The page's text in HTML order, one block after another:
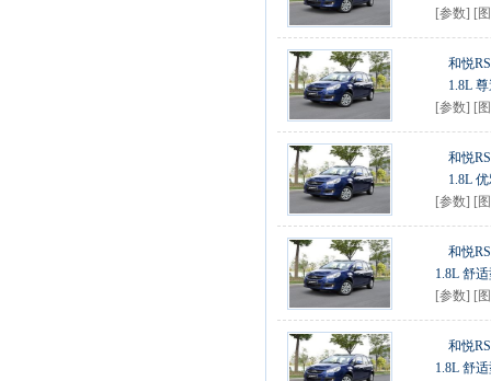
[参数] [
和悦
1.8L
[参数] [
和悦
1.8L
[参数] [
和悦
1.8L 舒
[参数] [
和悦
1.8L 舒